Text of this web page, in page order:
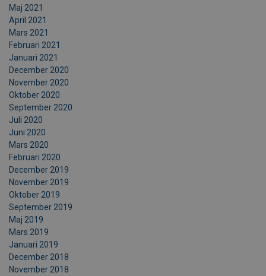
Maj 2021
April 2021
Mars 2021
Februari 2021
Januari 2021
December 2020
November 2020
Oktober 2020
September 2020
Juli 2020
Juni 2020
Mars 2020
Februari 2020
December 2019
November 2019
Oktober 2019
September 2019
Maj 2019
Mars 2019
Januari 2019
December 2018
November 2018